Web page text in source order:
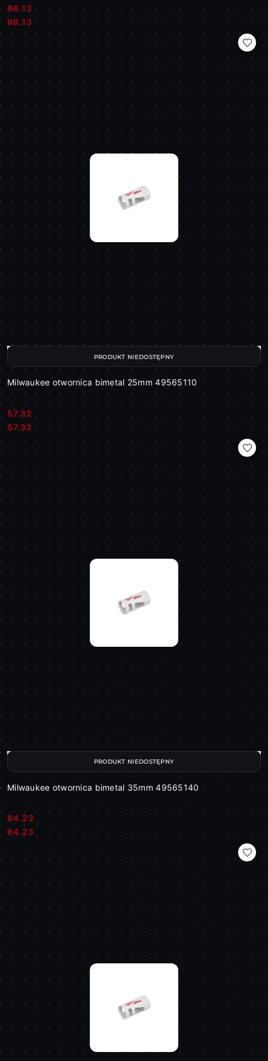
Cena:
86.13
Cena:
86.13
Milwaukee otwornica bimetal 25mm 49565110
Cena:
57.32
Cena:
57.32
PRODUKT NIEDOSTĘPNY
Milwaukee otwornica bimetal 35mm 49565140
Cena:
64.23
Cena:
64.23
PRODUKT NIEDOSTĘPNY